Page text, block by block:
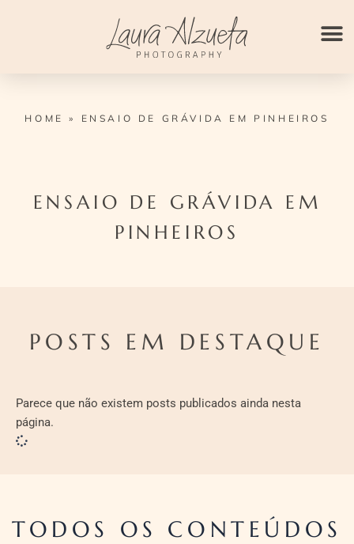
HOME » ENSAIO DE GRÁVIDA EM PINHEIROS
ENSAIO DE GRÁVIDA EM
PINHEIROS
POSTS EM DESTAQUE
Parece que não existem posts publicados ainda nesta
página.
TODOS OS CONTEÚDOS